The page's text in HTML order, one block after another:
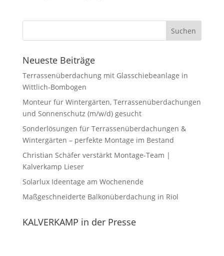
Neueste Beiträge
Terrassenüberdachung mit Glasschiebeanlage in
Wittlich-Bombogen
Monteur für Wintergärten, Terrassenüberdachungen
und Sonnenschutz (m/w/d) gesucht
Sonderlösungen für Terrassenüberdachungen &
Wintergärten – perfekte Montage im Bestand
Christian Schäfer verstärkt Montage-Team |
Kalverkamp Lieser
Solarlux Ideentage am Wochenende
Maßgeschneiderte Balkonüberdachung in Riol
KALVERKAMP in der Presse